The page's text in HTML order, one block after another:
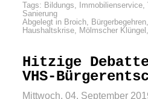
Tags: Bildungs, Immobilienservice,
Sanierung
Abgelegt in Broich, Bürgerbegehren
Haushaltskrise, Mölmscher Klüngel
Hitzige
VHS-
Mittwoch, 04. September